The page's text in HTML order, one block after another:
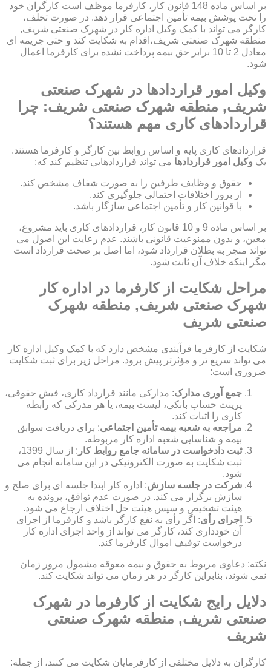
بر اساس ماده 148 قانون کار، کارفرما موظف است کارگران خود
را تحت پوشش بیمه تأمین اجتماعی قرار دهد. در صورت تخلف،
کارگر می تواند با کمک وکیل اداره کار در شهرک صنعتی شریف,
منطقه شهرک صنعتی شریف،اقدام به شکایت کند و حتی جریمه ای
معادل 2 تا 10 برابر حق بیمه پرداخت نشده برای کارفرما اعمال
شود.
وکیل امور قراردادها در شهرک صنعتی
شریف, منطقه شهرک صنعتی شریف: چرا
قراردادهای کاری مهم هستند؟
قراردادهای کاری پایه و اساس روابط بین کارگر و کارفرما هستند.
یک وکیل امور قراردادها می تواند قراردادهایی تنظیم کند که:
حقوق و وظایف طرفین را به صورت شفاف مشخص کند.
از بروز اختلافات احتمالی جلوگیری کند.
با قوانین کار و تأمین اجتماعی سازگار باشد.
بر اساس ماده 9 و 10 قانون کار، قراردادهای کاری باید مشروع،
معین، و بدون ممنوعیت قانونی باشند. عدم رعایت این اصول می
تواند منجر به بطلان قرارداد شود، اما اصل بر صحت قرارداد است
مگر اینکه خلاف آن ثابت شود.
مراحل شکایت از کارفرما در اداره کار
شهرک صنعتی شریف, منطقه شهرک
صنعتی شریف
شکایت از کارفرما فرآیندی مشخص دارد که با کمک وکیل اداره کار
می تواند سریع تر و مؤثرتر پیش برود. مراحل زیر برای ثبت شکایت
ضروری است:
جمع آوری مدارک: مدارکی مانند قرارداد کاری، فیش حقوقی،
پرینت حساب بانکی، لیست بیمه، یا هر مدرکی که رابطه
کاری را اثبات کند.
مراجعه به شعبه بیمه تأمین اجتماعی: برای دریافت سوابق
بیمه و شناسایی شعبه اداره کار مربوطه.
ثبت دادخواست در سامانه جامع روابط کار
: از سال 1399،
ثبت شکایت به صورت الکترونیکی در این سامانه انجام می
شود.
شرکت در جلسه سازش: اداره کار ابتدا جلسه ای برای صلح و
سازش برگزار می کند. در صورت عدم توافق، پرونده به
هیئت تشخیص و سپس هیئت حل اختلاف ارجاع می شود.
اجرای رأی: اگر رأی به نفع کارگر باشد و کارفرما از اجرای
آن خودداری کند، کارگر می تواند از واحد اجرای اداره کار
درخواست توقیف اموال کارفرما کند.
نکته: دعاوی مربوط به حقوق و بیمه معوقه مشمول مرور زمان
نمی شوند، بنابراین کارگر در هر زمان می تواند شکایت کند.
دلایل رایج شکایت از کارفرما در شهرک
صنعتی شریف, منطقه شهرک صنعتی
شریف
کارگران به دلایل مختلفی از کارفرمایان شکایت می کنند، از جمله: